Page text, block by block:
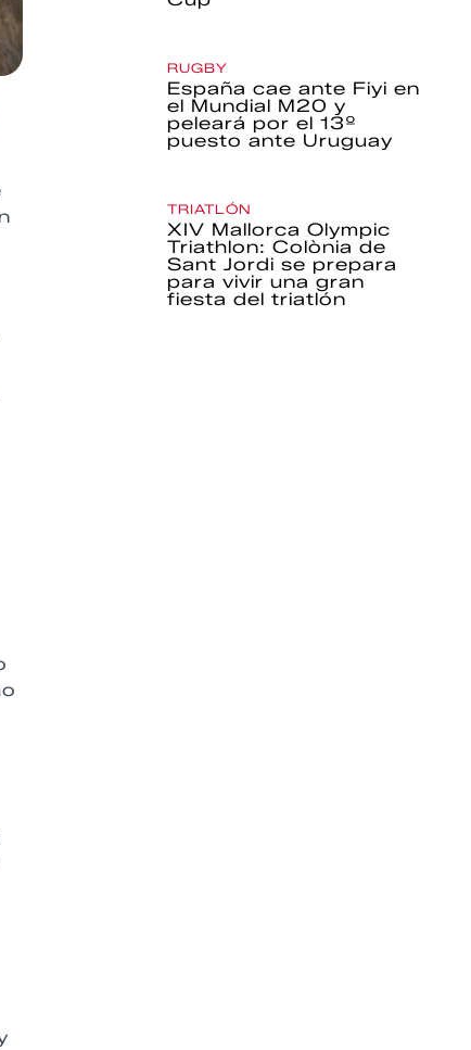
RUGBY
España cae ante Fiyi en
el Mundial M20 y
peleará por el 13º
puesto ante Uruguay
TRIATLÓN
XIV Mallorca Olympic
Triathlon: Colònia de
Sant Jordi se prepara
para vivir una gran
fiesta del triatlón